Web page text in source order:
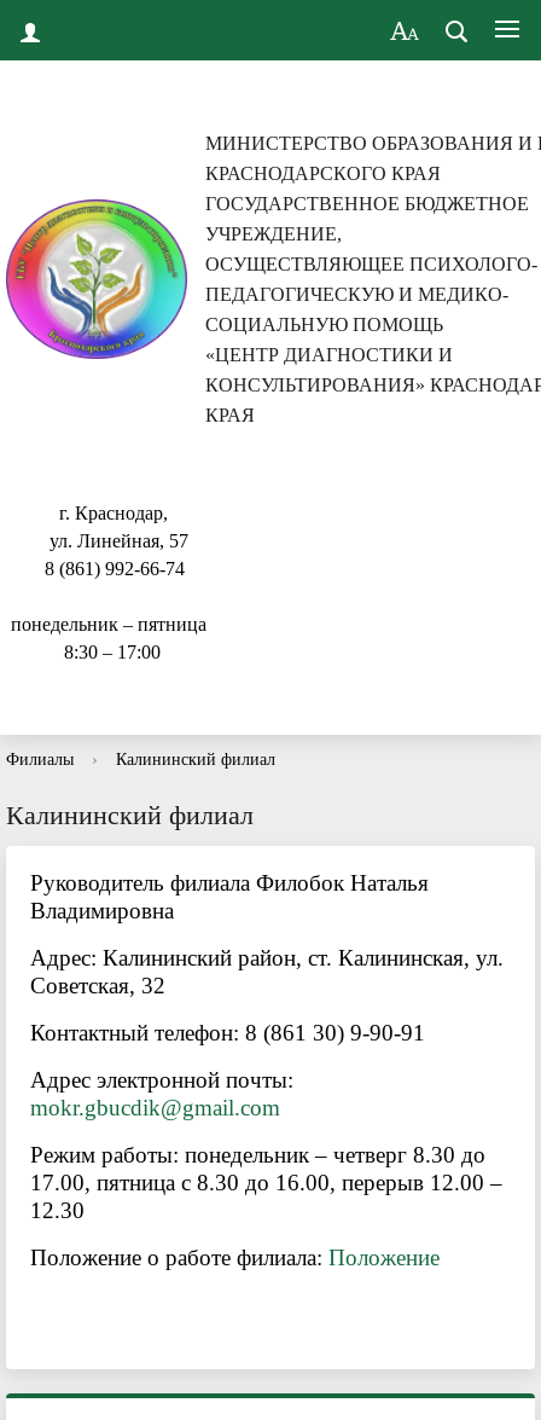
МИНИСТЕРСТВО ОБРАЗОВАНИЯ И
КРАСНОДАРСКОГО КРАЯ
ГОСУДАРСТВЕННОЕ БЮДЖЕТНОЕ
УЧРЕЖДЕНИЕ,
ОСУЩЕСТВЛЯЮЩЕЕ ПСИХОЛОГО-
ПЕДАГОГИЧЕСКУЮ И МЕДИКО-
СОЦИАЛЬНУЮ ПОМОЩЬ
«ЦЕНТР ДИАГНОСТИКИ И
КОНСУЛЬТИРОВАНИЯ»
КРАЯ
г. Краснодар,
ул. Линейная, 57
8 (861) 992-66-74
понедельник – пятница
8:30 – 17:00
Филиалы › Калининский филиал
Калининский филиал
Руководитель филиала Филобок Наталья
Владимировна
Адрес: Калининский район, ст. Калининская, ул.
Советская, 32
Контактный телефон: 8 (861 30) 9-90-91
Адрес электронной почты:
mokr.gbucdik@gmail.com
Режим работы: понедельник – четверг 8.30 до
17.00, пятница с 8.30 до 16.00, перерыв 12.00 –
12.30
Положение о работе филиала: Положение